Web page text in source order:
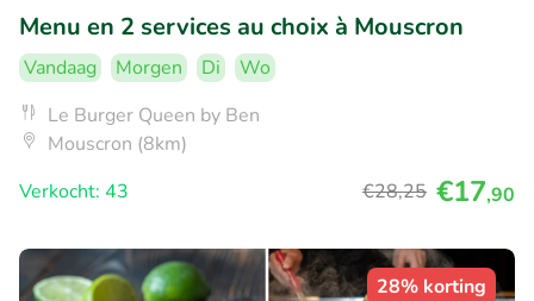
Menu en 2 services au choix à Mouscron
Vandaag Morgen Di
Wo
Le Burger Queen by Ben
Mouscron (8km)
Verkocht: 43
€28,25 €17,90
28% korting